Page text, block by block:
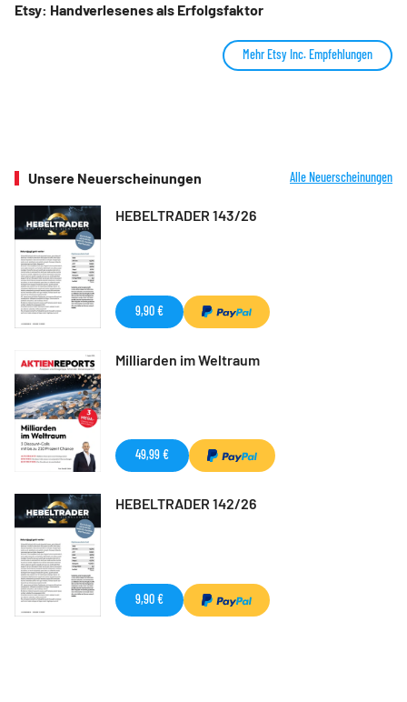
Etsy: Handverlesenes als Erfolgsfaktor
Mehr Etsy Inc. Empfehlungen
Unsere Neuerscheinungen Alle Neuerscheinungen
HEBELTRADER 143/26
9,90 €
Milliarden im Weltraum
49,99 €
HEBELTRADER 142/26
9,90 €